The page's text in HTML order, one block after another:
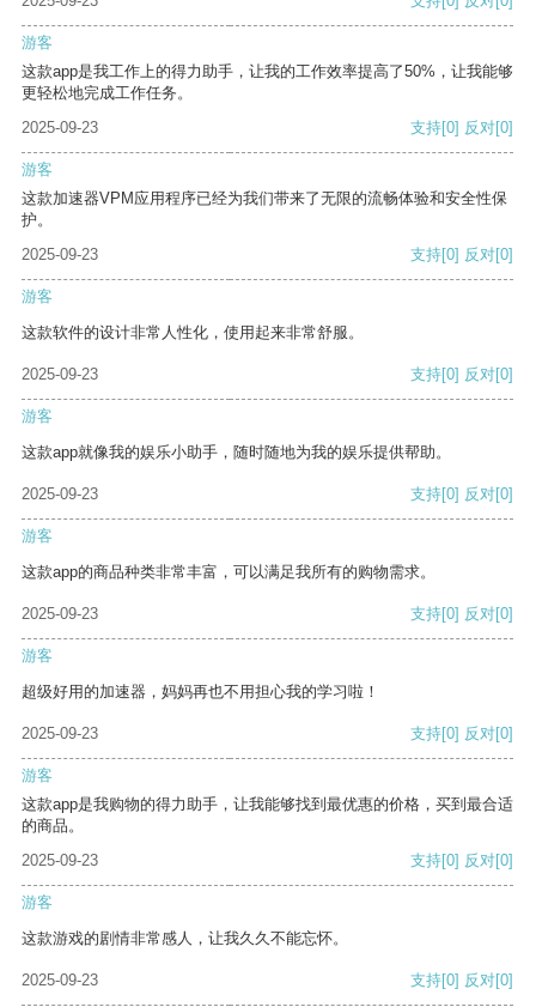
游客
这款app是我工作上的得力助手，让我的工作效率提高了50%，让我能够
更轻松地完成工作任务。
2025-09-23
支持[0] 反对[0]
游客
这款加速器VPM应用程序已经为我们带来了无限的流畅体验和安全性保
护。
2025-09-23
支持[0] 反对[0]
游客
这款软件的设计非常人性化，使用起来非常舒服。
2025-09-23 支持[0] 反对[0]
游客
这款app就像我的娱乐小助手，随时随地为我的娱乐提供帮助。
2025-09-23 支持[0] 反对[0]
游客
这款app的商品种类非常丰富，可以满足我所有的购物需求。
2025-09-23 支持[0] 反对[0]
游客
超级好用的加速器，妈妈再也不用担心我的学习啦！
2025-09-23 支持[0] 反对[0]
游客
这款app是我购物的得力助手，让我能够找到最优惠的价格，买到最合适
的商品。
2025-09-23
支持[0] 反对[0]
游客
这款游戏的剧情非常感人，让我久久不能忘怀。
2025-09-23 支持[0] 反对[0]